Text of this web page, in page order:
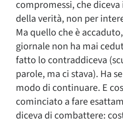
compromessi, che
della verità, non per
Ma quello che è
giornale non ha mai
fatto lo contraddiceva
parole, ma ci stava). Ha
modo di continuare. E
cominciato a fare
diceva di combattere: